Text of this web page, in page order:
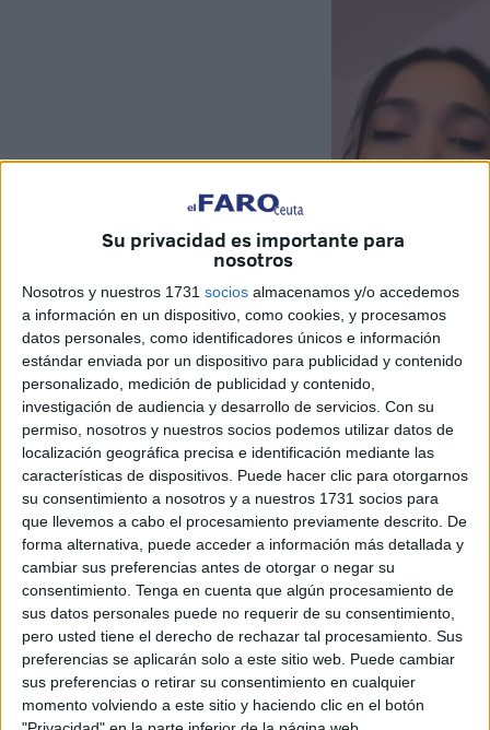
Su privacidad es importante para
nosotros
Nosotros y nuestros 1731 socios almacenamos y/o accedemos
a información en un dispositivo, como cookies, y procesamos
datos personales, como identificadores únicos e información
estándar enviada por un dispositivo para publicidad y contenido
personalizado, medición de publicidad y contenido,
investigación de audiencia y desarrollo de servicios. Con su
permiso, nosotros y nuestros socios podemos utilizar datos de
localización geográfica precisa e identificación mediante las
características de dispositivos. Puede hacer clic para otorgarnos
su consentimiento a nosotros y a nuestros 1731 socios para
que llevemos a cabo el procesamiento previamente descrito. De
forma alternativa, puede acceder a información más detallada y
cambiar sus preferencias antes de otorgar o negar su
consentimiento. Tenga en cuenta que algún procesamiento de
sus datos personales puede no requerir de su consentimiento,
pero usted tiene el derecho de rechazar tal procesamiento. Sus
preferencias se aplicarán solo a este sitio web. Puede cambiar
sus preferencias o retirar su consentimiento en cualquier
momento volviendo a este sitio y haciendo clic en el botón
-Para empezar, ¿quién es Naryis y qué significa para
usted decir que es una ceutí que canta flamenco en
Holanda? ¿Lleva su tierra con orgullo? ¿Se sorprende
la gente cuando la escucha cantar flamenco y decir
que viene de Ceuta?
-Naryis es una ceutí de religión musulmana, nacida y
criada en Ceuta, que vivió en el Polígono Virgen de África.
Mi pasión por el flamenco fue tan grande que, aun dejando
muchos sueños míos atrás por falta de economía, no
dejaba de cantar y hacía que el mundo me escuchara, y